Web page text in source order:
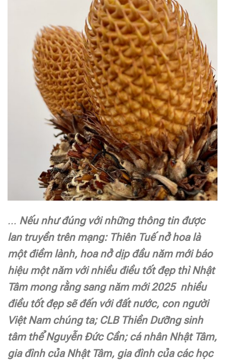
… Nếu như đúng với những thông tin được
lan truyền trên mạng: Thiên Tuế nở hoa là
một điềm lành, hoa nở dịp đầu năm mới báo
hiệu một năm với nhiều điều tốt đẹp thì Nhật
Tâm mong rằng sang năm mới 2025 nhiều
điều tốt đẹp sẽ đến với đất nước, con người
Việt Nam chúng ta; CLB Thiền Dưỡng sinh
tâm thể Nguyễn Đức Cần; cá nhân Nhật Tâm,
gia đình của Nhật Tâm, gia đình của các học